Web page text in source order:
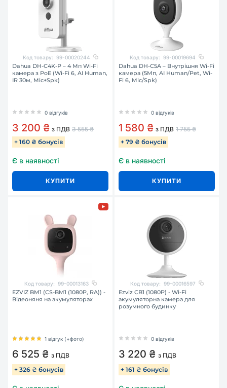
Код товару: 99-00020244
Dahua DH-C4K-P – 4 Мп Wi-Fi
камера з PoE (Wi-Fi 6, AI Human,
IR 30м, Mic+Spk)
0 відгуків
3 200 ₴ з ПДВ 3 555 ₴
+ 160 ₴ бонусів
Є в наявності
КУПИТИ
Код товару: 99-00019694
Dahua DH-C5A – Внутрішня Wi-Fi
камера (5Мп, AI Human/Pet, Wi-
Fi 6, Mic/Spk)
0 відгуків
1 580 ₴ з ПДВ 1 755 ₴
+ 79 ₴ бонусів
Є в наявності
КУПИТИ
Код товару: 99-00013163
EZVIZ BM1 (CS-BM1 (1080P, RA)) -
Відеоняня на акумуляторах
1 відгук (+фото)
6 525 ₴ з ПДВ
+ 326 ₴ бонусів
Код товару: 99-00016597
Ezviz CB1 (1080P) - Wi-Fi
акумуляторна камера для
розумного будинку
0 відгуків
3 220 ₴ з ПДВ
+ 161 ₴ бонусів